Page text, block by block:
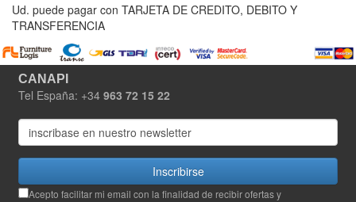
Ud. puede pagar con TARJETA DE CREDITO, DEBITO Y
TRANSFERENCIA
CANAPI
Tel España: +34 963 72 15 22
Inscribirse
Acepto facilitar mi email con la finalidad de recibir ofertas y